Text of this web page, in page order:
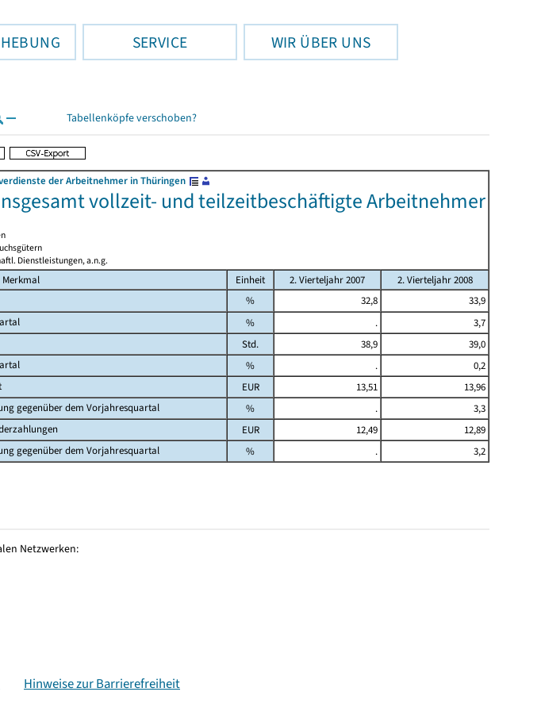
SERVICE WIR ÜBER UNS
Tabellenköpfe verschoben?
der Arbeitnehmer in Thüringen
vollzeit- und teilzeitbeschäftigte Arbeitnehmer
Dienstleistungen, a.n.g.
Merkmal Einheit 2. Vierteljahr 2007
2. Vierteljahr 2008
% 32,8
33,9
% .
3,7
Std. 38,9
39,0
% .
0,2
EUR 13,51
13,96
gegenüber dem Vorjahresquartal
% .
3,3
EUR 12,49
12,89
gegenüber dem Vorjahresquartal
% . 3,2
Netzwerken:
Hinweise zur Barrierefreiheit